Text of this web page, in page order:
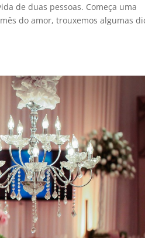
de duas pessoas. Começa uma
do amor, trouxemos algumas